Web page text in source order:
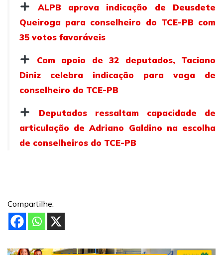
ALPB aprova indicação de Deusdete
Queiroga para conselheiro do TCE-PB com
35 votos favoráveis
Com apoio de 32 deputados, Taciano
Diniz celebra indicação para vaga de
conselheiro do TCE-PB
Deputados ressaltam capacidade de
articulação de Adriano Galdino na escolha
de conselheiros do TCE-PB
Compartilhe: